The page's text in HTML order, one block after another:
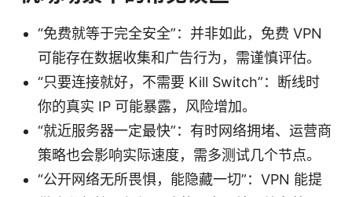
“免费就等于完全安全”：并非如此，免费 VPN
可能存在数据收集和广告行为，需谨慎评估。
“只要连接就好，不需要 Kill Switch”：断线时
你的真实 IP 可能暴露，风险增加。
“就近服务器一定最快”：有时网络拥堵、运营商
策略也会影响实际速度，需多测试几个节点。
“公开网络无所畏惧，能隐藏一切”：VPN 能提